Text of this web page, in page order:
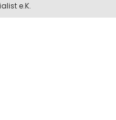
e.K.